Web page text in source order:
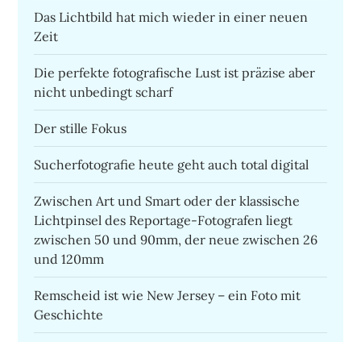
Das Lichtbild hat mich wieder in einer neuen
Zeit
Die perfekte fotografische Lust ist präzise aber
nicht unbedingt scharf
Der stille Fokus
Sucherfotografie heute geht auch total digital
Zwischen Art und Smart oder der klassische
Lichtpinsel des Reportage-Fotografen liegt
zwischen 50 und 90mm, der neue zwischen 26
und 120mm
Remscheid ist wie New Jersey – ein Foto mit
Geschichte